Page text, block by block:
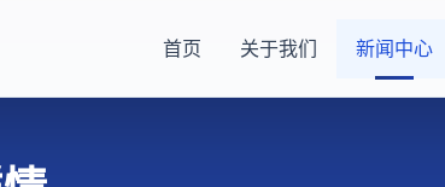
首页 关于我们 新闻中心